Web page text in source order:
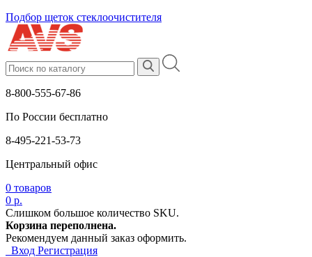
Подбор щеток стеклоочистителя
8-800-555-67-86
По России бесплатно
8-495-221-53-73
Центральный офис
0 товаров
0 р.
Слишком большое количество SKU.
Корзина переполнена.
Рекомендуем данный заказ оформить.
Вход Регистрация